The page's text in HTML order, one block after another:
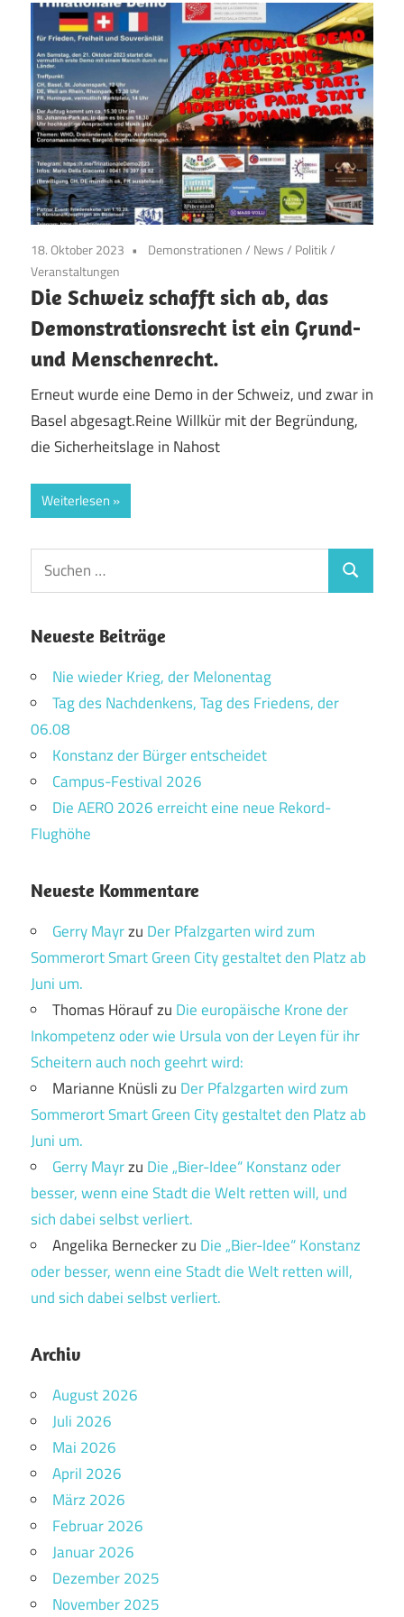
18. Oktober 2023 Demonstrationen/ News/ Politik/
Veranstaltungen
Die Schweiz schafft sich ab, das
Demonstrationsrecht ist ein Grund-
und Menschenrecht.
Erneut wurde eine Demo in der Schweiz, und zwar in
Basel abgesagt.Reine Willkür mit der Begründung,
die Sicherheitslage in Nahost
Weiterlesen
Suchen
nach:
Suchen
Neueste Beiträge
Nie wieder Krieg, der Melonentag
Tag des Nachdenkens, Tag des Friedens, der
06.08
Konstanz der Bürger entscheidet
Campus-Festival 2026
Die AERO 2026 erreicht eine neue Rekord-
Flughöhe
Neueste Kommentare
Gerry Mayrzu Der Pfalzgarten wird zum
Sommerort Smart Green City gestaltet den Platz ab
Juni um.
Thomas Höraufzu Die europäische Krone der
Inkompetenz oder wie Ursula von der Leyen für ihr
Scheitern auch noch geehrt wird:
Marianne Knüslizu Der Pfalzgarten wird zum
Sommerort Smart Green City gestaltet den Platz ab
Juni um.
Gerry Mayrzu Die „Bier-Idee“ Konstanz oder
besser, wenn eine Stadt die Welt retten will, und
sich dabei selbst verliert.
Angelika Berneckerzu Die „Bier-Idee“ Konstanz
oder besser, wenn eine Stadt die Welt retten will,
und sich dabei selbst verliert.
Archiv
August 2026
Juli 2026
Mai 2026
April 2026
März 2026
Februar 2026
Januar 2026
Dezember 2025
November 2025